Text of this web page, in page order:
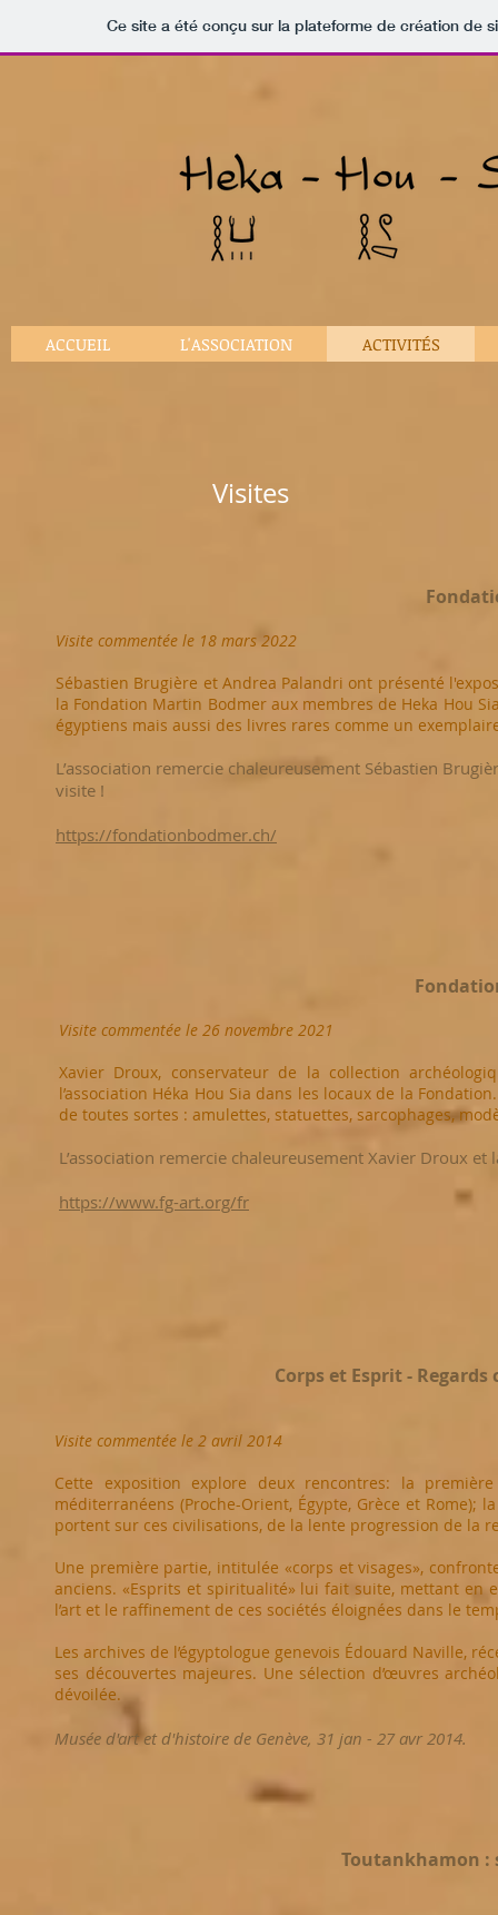
Ce site a été conçu sur la plateforme de création de
ACCUEIL L'ASSOCIATION ACTIVITÉS
Visite commentée le 18 mars 2022
Sébastien Brugière et Andrea Palandri ont présenté
la Fondation Martin Bodmer aux membres de Heka Hou
égyptiens mais aussi des livres rares comme un
L’association remercie chaleureusement Sébastien
visite !
https://fondationbodmer.ch/
Visite commentée le 26 novembre 2021
Xavier Droux, conservateur de la collection
l’association Héka Hou Sia dans les locaux de la
de toutes sortes : amulettes, statuettes, sarcophages,
L’association remercie chaleureusement Xavier Droux
https://www.fg-art.org/fr
Corps et Esprit -
Visite commentée le 2 avril 2014
Cette exposition explore deux rencontres: la
méditerranéens (Proche-Orient, Égypte, Grèce et Rome);
portent sur ces civilisations, de la lente progression de la
Une première partie, intitulée «corps et visages»,
anciens. «Esprits et spiritualité» lui fait suite, mettant en
l’art et le raffinement de ces sociétés éloignées dans le
Les archives de l’égyptologue genevois Édouard Naville,
ses découvertes majeures. Une sélection d’œuvres
dévoilée.
Musée d'art et d'histoire de Genève, 31 jan - 27 avr 2014.
Toutankhamon :
Visites